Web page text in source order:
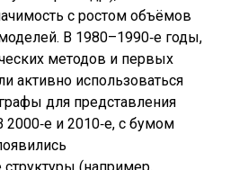
с ростом объёмов
В 1980–1990‑е годы,
методов и первых
активно использоваться
для представления
2000‑е и 2010‑е, с бумом